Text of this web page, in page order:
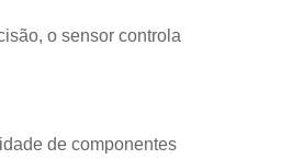
o sensor controla
de componentes